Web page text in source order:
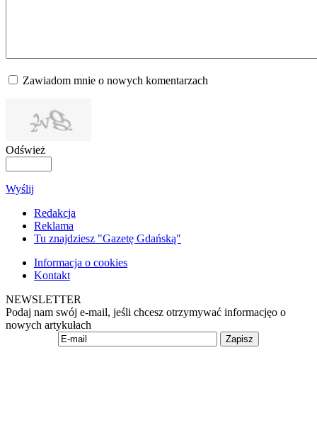
Zawiadom mnie o nowych komentarzach
Odśwież
Wyślij
Redakcja
Reklama
Tu znajdziesz "Gazetę Gdańską"
Informacja o cookies
Kontakt
NEWSLETTER
Podaj nam swój e-mail, jeśli chcesz otrzymywać informacjęo o
nowych artykułach
Zapisz